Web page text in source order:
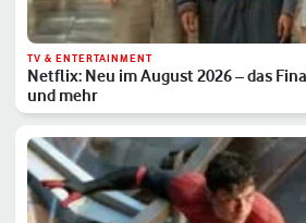
TV & ENTERTAINMENT
Netflix: Neu im August 2026 – das
und mehr